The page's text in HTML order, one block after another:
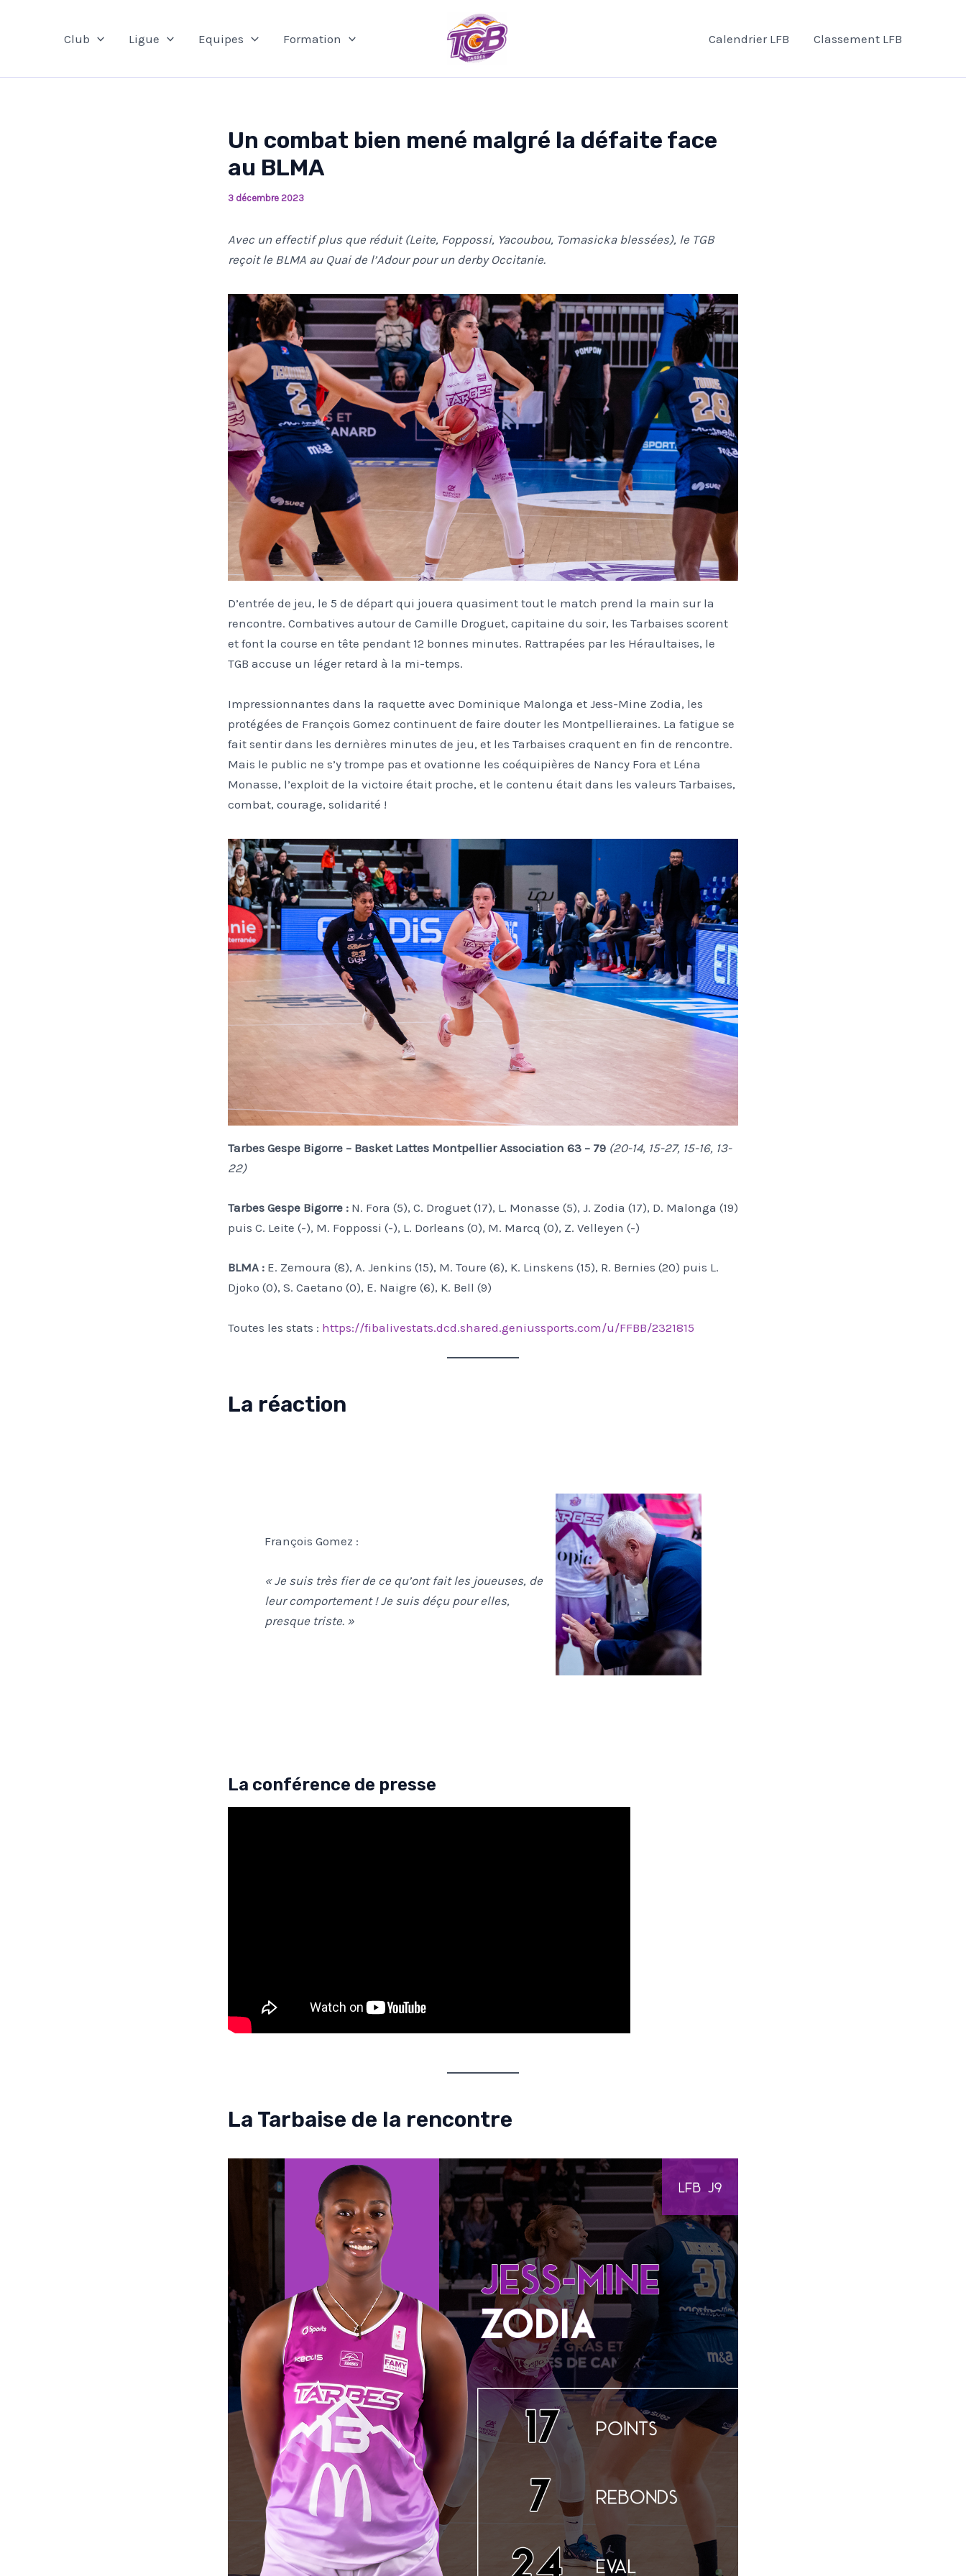
Club Ligue Equipes Formation Calendrier LFB Classement LFB
Un combat bien mené malgré la défaite face
au BLMA
3 décembre 2023
Avec un effectif plus que réduit (Leite, Foppossi, Yacoubou, Tomasicka blessées), le TGB
reçoit le BLMA au Quai de l’Adour pour un derby Occitanie.
D’entrée de jeu, le 5 de départ qui jouera quasiment tout le match prend la main sur la
rencontre. Combatives autour de Camille Droguet, capitaine du soir, les Tarbaises scorent
et font la course en tête pendant 12 bonnes minutes. Rattrapées par les Héraultaises, le
TGB accuse un léger retard à la mi-temps.
Impressionnantes dans la raquette avec Dominique Malonga et Jess-Mine Zodia, les
protégées de François Gomez continuent de faire douter les Montpellieraines. La fatigue se
fait sentir dans les dernières minutes de jeu, et les Tarbaises craquent en fin de rencontre.
Mais le public ne s’y trompe pas et ovationne les coéquipières de Nancy Fora et Léna
Monasse, l’exploit de la victoire était proche, et le contenu était dans les valeurs Tarbaises,
combat, courage, solidarité !
Tarbes Gespe Bigorre – Basket Lattes Montpellier Association 63 – 79 (20-14, 15-27, 15-16, 13-
22)
Tarbes Gespe Bigorre : N. Fora (5), C. Droguet (17), L. Monasse (5), J. Zodia (17), D. Malonga (19)
puis C. Leite (-), M. Foppossi (-), L. Dorleans (0), M. Marcq (0), Z. Velleyen (-)
BLMA : E. Zemoura (8), A. Jenkins (15), M. Toure (6), K. Linskens (15), R. Bernies (20) puis L.
Djoko (0), S. Caetano (0), E. Naigre (6), K. Bell (9)
Toutes les stats : https://fibalivestats.dcd.shared.geniussports.com/u/FFBB/2321815
La réaction
François Gomez :
« Je suis très fier de ce qu’ont fait les joueuses, de
leur comportement ! Je suis déçu pour elles,
presque triste. »
La conférence de presse
La Tarbaise de la rencontre